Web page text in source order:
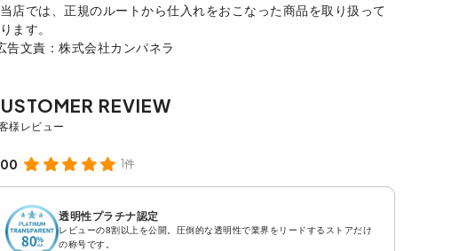
店では、正規のルートから仕入れをおこなった商品を取り扱って
ます。
告文責：株式会社カンパネラ
1件
透明性プラチナ認定
レビューの8割以上を公開。圧倒的な透明性で業界をリードするストアだけ
の称号です。